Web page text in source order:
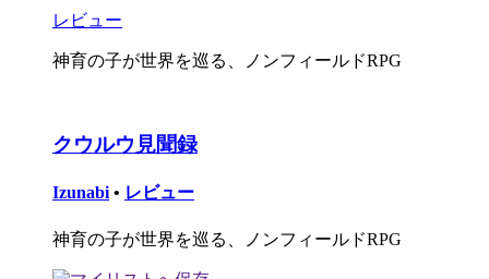
レビュー
神育の子が世界を巡る、ノンフィールドRPG
クウルウ見聞録
Izunabi • レビュー
神育の子が世界を巡る、ノンフィールドRPG